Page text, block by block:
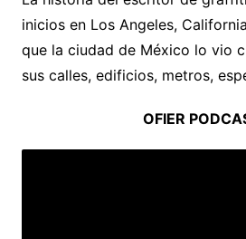
inicios en Los Angeles,
que la ciudad de México lo vio
sus calles, edificios, metros,
OFIER